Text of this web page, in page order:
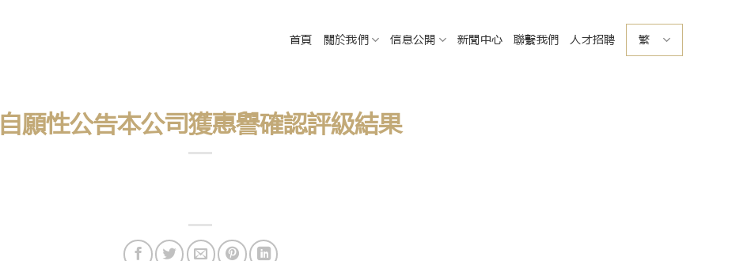
首頁 關於我們 信息公開 新聞中心 聯繫我們 人才招聘 繁
自願性公告本公司獲惠譽確認評級結果